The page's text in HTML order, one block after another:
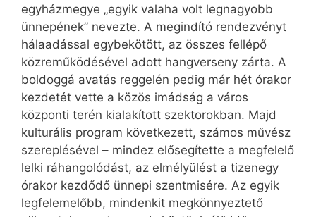
egyházmegye „egyik valaha volt legnagyobb
ünnepének” nevezte. A megindító rendezvényt
hálaadással egybekötött, az összes fellépő
közreműködésével adott hangverseny zárta. A
boldoggá avatás reggelén pedig már hét órakor
kezdetét vette a közös imádság a város
központi terén kialakított szektorokban. Majd
kulturális program következett, számos művész
szereplésével – mindez elősegítette a megfelelő
lelki ráhangolódást, az elmélyülést a tizenegy
órakor kezdődő ünnepi szentmisére. Az egyik
legfelemelőbb, mindenkit megkönnyeztető